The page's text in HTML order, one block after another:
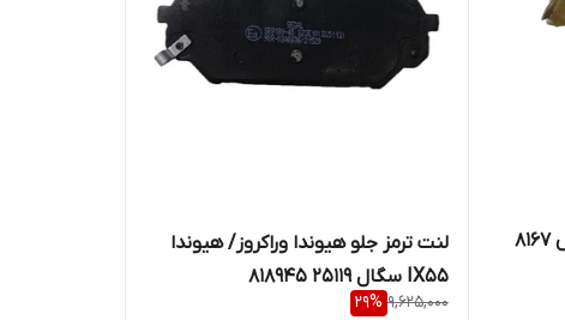
لنت ترمز عقب پژو 405/ پارس 8167
لنت ترمز جلو هیوندا وراکروز/ هیوندا
IX55 سگال 25119 818945
9,625,000
29%